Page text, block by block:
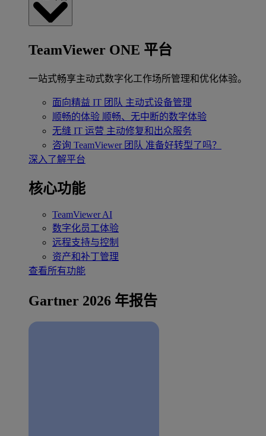
TeamViewer ONE 平台
一站式畅享主动式数字化工作场所管理和优化体验。
面向精益 IT 团队 主动式设备管理
顺畅的体验 顺畅、无中断的数字体验
无缝 IT 运营 主动修复和出众服务
咨询 TeamViewer 团队 准备好转型了吗？
深入了解平台
核心功能
TeamViewer AI
数字化员工体验
远程支持与控制
资产和补丁管理
查看所有功能
Gartner 2026 年报告